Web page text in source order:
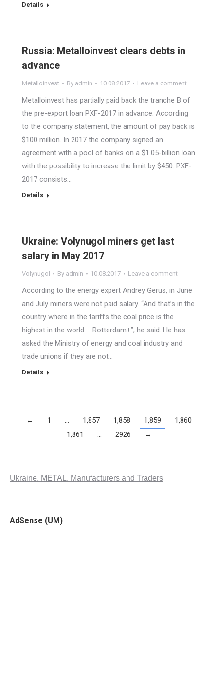
Details
Russia: Metalloinvest clears debts in
advance
Metalloinvest By admin 10.08.2017 Leave a comment
Metalloinvest has partially paid back the tranche B of
the pre-export loan PXF-2017 in advance. According
to the company statement, the amount of pay back is
$100 million. In 2017 the company signed an
agreement with a pool of banks on a $1.05-billion loan
with the possibility to increase the limit by $450. PXF-
2017 consists…
Details
Ukraine: Volynugol miners get last
salary in May 2017
Volynugol By admin 10.08.2017 Leave a comment
According to the energy expert Andrey Gerus, in June
and July miners were not paid salary. “And that’s in the
country where in the tariffs the coal price is the
highest in the world – Rotterdam+”, he said. He has
asked the Ministry of energy and coal industry and
trade unions if they are not…
Details
← 1 … 1,857 1,858 1,859
1,860
1,861
… 2926 →
Ukraine. METAL. Manufacturers and Traders
AdSense (UM)